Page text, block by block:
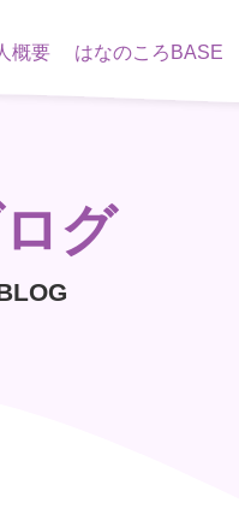
概要 はなのころBASE
グ